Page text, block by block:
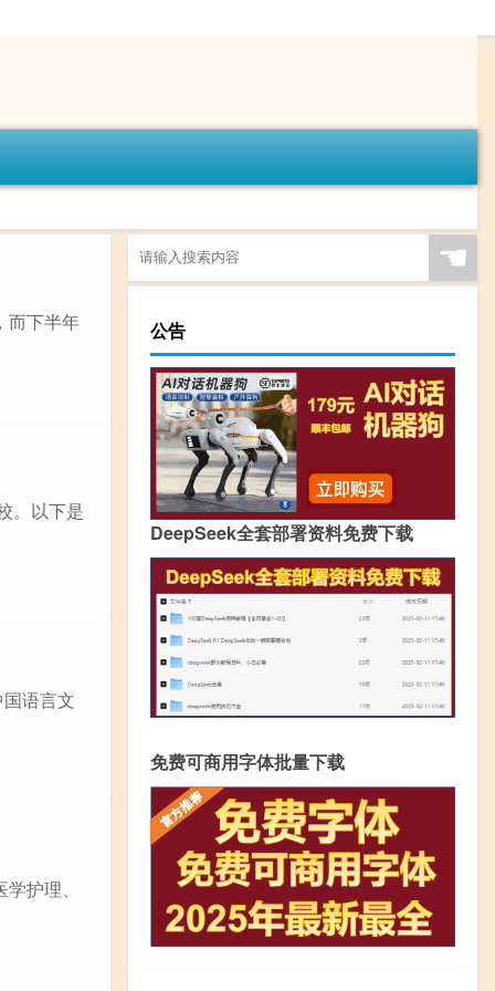
而下半年
。以下是
语言文
护理、
☚
公告
DeepSeek全套部署资料免费下载
免费可商用字体批量下载